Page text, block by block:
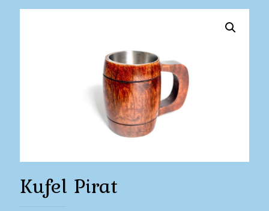
Kufel Pirat